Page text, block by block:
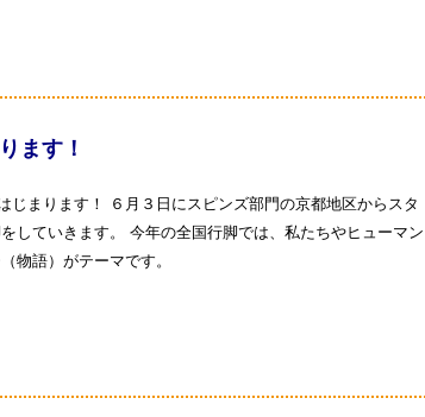
ます！
じまります！ ６月３日にスピンズ部門の京都地区からスタ
していきます。 今年の全国行脚では、私たちやヒューマン
物語）がテーマです。